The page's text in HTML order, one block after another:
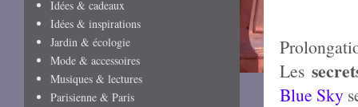
Les
Blue Sky
Idées & cadeaux
Idées & inspirations
Jardin & écologie
Mode & accessoires
Musiques & lectures
Parisienne & Paris